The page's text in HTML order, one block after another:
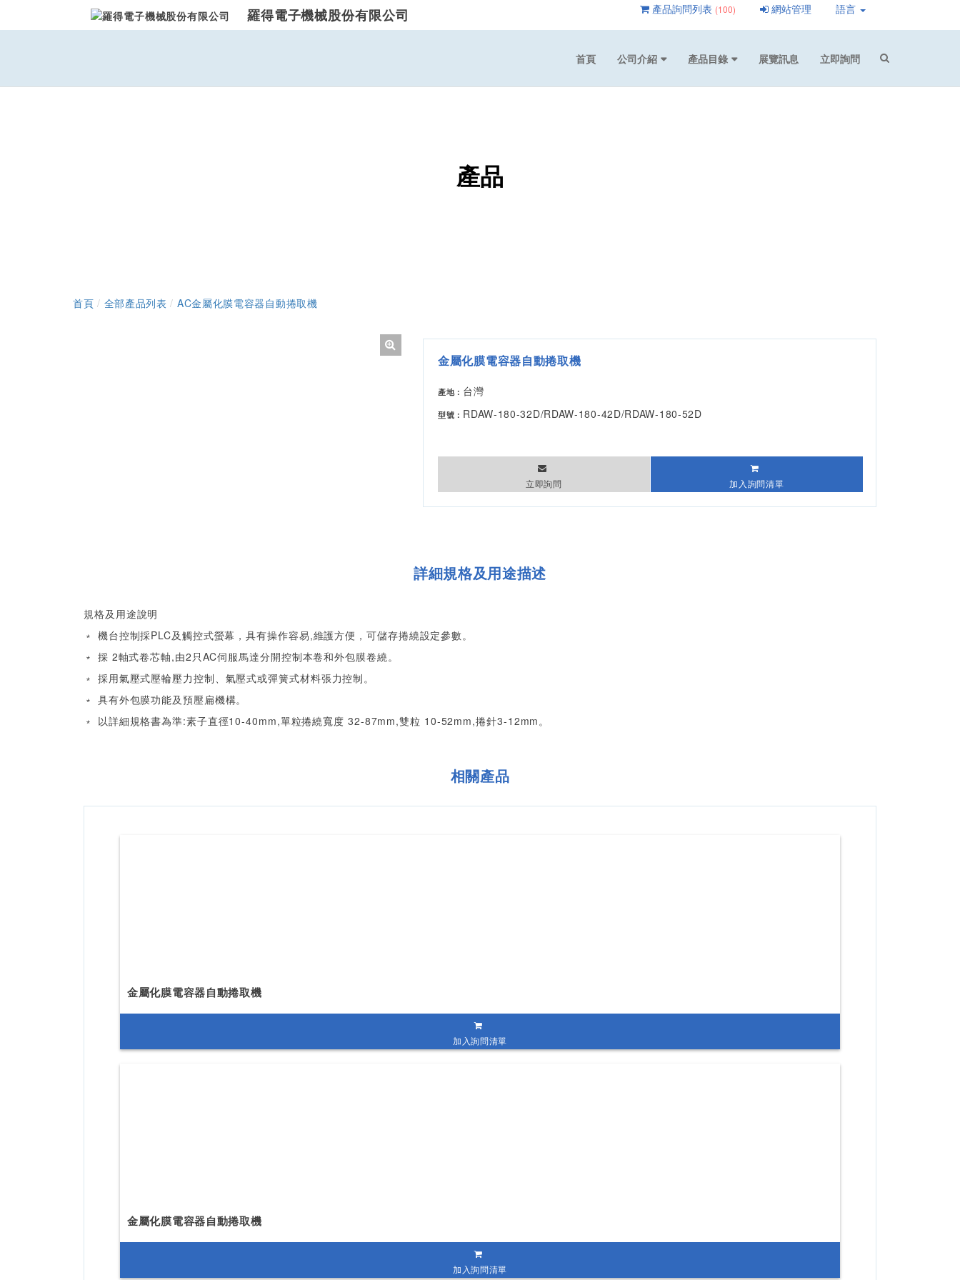
羅得電子機械股份有限公司 產品詢問列表 (100) 網站管理 語言
首頁 公司介紹 產品目錄 展覽訊息 立即詢問
產品
首頁 / 全部產品列表 / AC金屬化膜電容器自動捲取機
金屬化膜電容器自動捲取機
產地： 台灣
型號： RDAW-180-32D/RDAW-180-42D/RDAW-180-52D
立即詢問 加入詢問清單
詳細規格及用途描述
規格及用途說明
﹡ 機台控制採PLC及觸控式螢幕，具有操作容易,維護方便，可儲存捲繞設定參數。
﹡ 採 2軸式卷芯軸,由2只AC伺服馬達分開控制本卷和外包膜卷繞。
﹡ 採用氣壓式壓輪壓力控制、氣壓式或彈簧式材料張力控制。
﹡ 具有外包膜功能及預壓扁機構。
﹡ 以詳細規格書為準:素子直徑10-40mm,單粒捲繞寬度 32-87mm,雙粒 10-52mm,捲針3-12mm。
相關產品
金屬化膜電容器自動捲取機
加入詢問清單
金屬化膜電容器自動捲取機
加入詢問清單